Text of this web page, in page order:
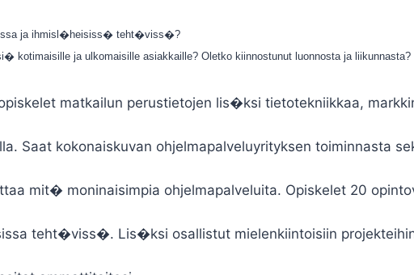
ja ihmisl�heisiss� teht�viss�?
kotimaisille ja ulkomaisille asiakkaille? Oletko kiinnostunut luonnosta ja liikunnasta?
matkailun perustietojen lis�ksi tietotekniikkaa,
Saat kokonaiskuvan ohjelmapalveluyrityksen toiminnasta
mit� moninaisimpia ohjelmapalveluita. Opiskelet 20
teht�viss�. Lis�ksi osallistut mielenkiintoisiin